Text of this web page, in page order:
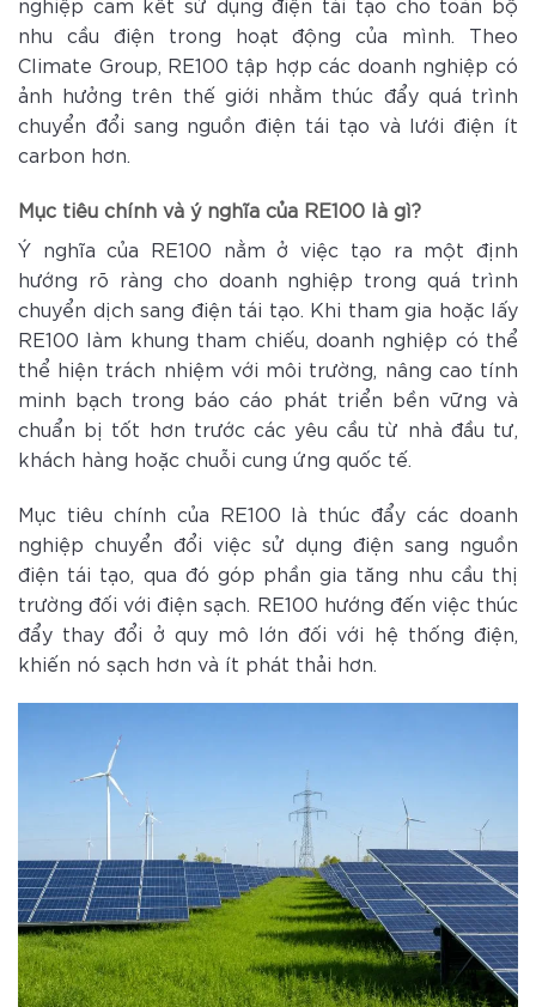
nhu cầu điện trong hoạt động của mình. Theo
Climate Group, RE100 tập hợp các doanh nghiệp có
ảnh hưởng trên thế giới nhằm thúc đẩy quá trình
chuyển đổi sang nguồn điện tái tạo và lưới điện ít
carbon hơn.
Mục tiêu chính và ý nghĩa của RE100 là gì?
Ý nghĩa của RE100 nằm ở việc tạo ra một định
hướng rõ ràng cho doanh nghiệp trong quá trình
chuyển dịch sang điện tái tạo. Khi tham gia hoặc lấy
RE100 làm khung tham chiếu, doanh nghiệp có thể
thể hiện trách nhiệm với môi trường, nâng cao tính
minh bạch trong báo cáo phát triển bền vững và
chuẩn bị tốt hơn trước các yêu cầu từ nhà đầu tư,
khách hàng hoặc chuỗi cung ứng quốc tế.
Mục tiêu chính của RE100 là thúc đẩy các doanh
nghiệp chuyển đổi việc sử dụng điện sang nguồn
điện tái tạo, qua đó góp phần gia tăng nhu cầu thị
trường đối với điện sạch. RE100 hướng đến việc thúc
đẩy thay đổi ở quy mô lớn đối với hệ thống điện,
khiến nó sạch hơn và ít phát thải hơn.